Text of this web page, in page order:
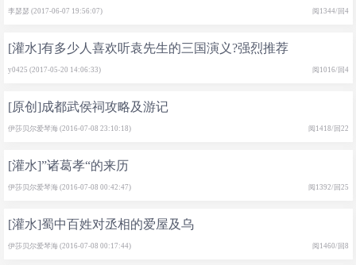
李瑟瑟 (2017-06-07 19:56:07) 阅1344/回4
[灌水]有多少人喜欢听袁先生的三国演义?强烈推荐
y0425 (2017-05-20 14:06:33) 阅1016/回4
[原创]成都武侯祠攻略及游记
伊莎贝尔爱琴海 (2016-07-08 23:10:18) 阅1418/回22
[灌水]”诸葛孝“的来历
伊莎贝尔爱琴海 (2016-07-08 00:42:47) 阅1392/回25
[灌水]蜀中百姓对丞相的爱屋及乌
伊莎贝尔爱琴海 (2016-07-08 00:17:44) 阅1460/回8